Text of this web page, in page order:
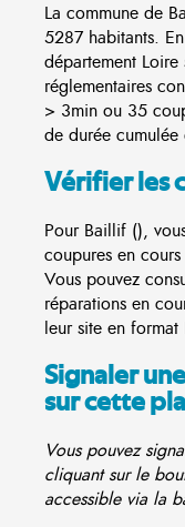
La commune de
5287 habitants.
département
réglementaires
> 3min ou 35
de durée
Vérifier les
Pour Baillif (),
coupures en
Vous pouvez
réparations en
leur site en format
Signaler
sur cette
Vous pouvez
cliquant sur le
accessible via la